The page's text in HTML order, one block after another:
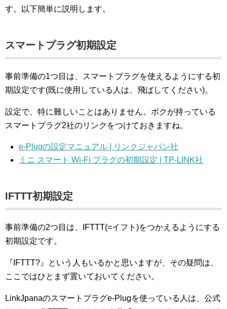
す。以下簡単に説明します。
スマートプラグ初期設定
事前準備の1つ目は、スマートプラグを使えるようにする初
期設定です(既に使用している人は、飛ばしてください)。
設定で、特に難しいことはありません。ボクが持っている
スマートプラグ2社のリンクをつけておきますね。
e-Plugの設定マニュアル | リンクジャパン社
ミニ スマート Wi-Fi プラグの初期設定 | TP-LINK社
IFTTT初期設定
事前準備の2つ目は、IFTTT(=イフト)をつかえるようにする
初期設定です。
『IFTTT?』という人もいるかと思いますが、その疑問は、
ここではひとまず置いておいてください。
LinkJpanaのスマートプラグe-Plugを使っている人は、公式